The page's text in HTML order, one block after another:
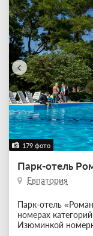
179 фото
Парк-отель
Евпатория
Парк-отель
номерах
Изюминкой